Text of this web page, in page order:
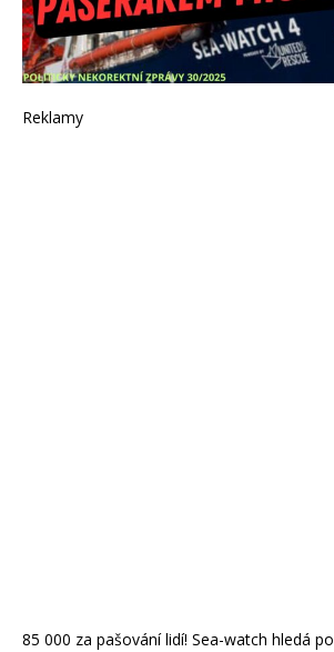
Reklamy
85 000 za pašování lidí! Sea-watch hledá